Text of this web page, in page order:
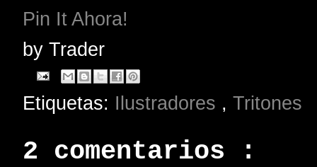
Pin It Ahora!
by Trader
Etiquetas: Ilustradores , Tritones
2 comentarios :